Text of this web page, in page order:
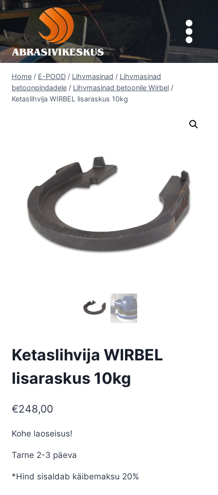
Skip
to
content
Home / E-POOD / Lihvmasinad / Lihvmasinad
betoonpindadele / Lihvmasinad betoonile Wirbel /
Ketaslihvija WIRBEL lisaraskus 10kg
Ketaslihvija WIRBEL
lisaraskus 10kg
€248,00
Kohe laoseisus!
Tarne 2-3 päeva
*Hind sisaldab käibemaksu 20%